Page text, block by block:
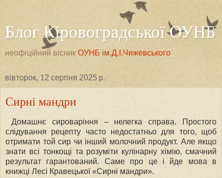
Блог Кіровоградської ОУНБ
неофіційний вісник ОУНБ ім.Д.І.Чижевського
вівторок, 12 серпня 2025 р.
Сирні мандри
Домашнє сироваріння – нелегка справа. Простого
слідування рецепту часто недостатньо для того, щоб
отримати той сир чи інший молочний продукт. Але якщо
знати всі тонкощі та розуміти кулінарну хімію, смачний
результат гарантований. Саме про це і йде мова в
книжці Лесі Кравецької «Сирні мандри».